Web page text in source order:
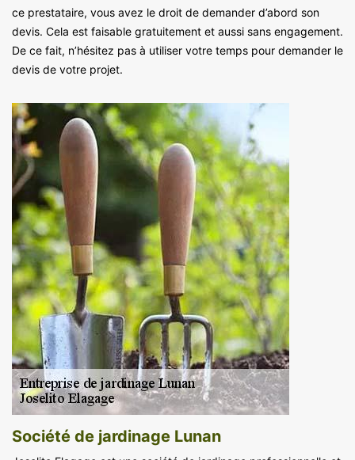
ce prestataire, vous avez le droit de demander d’abord son
devis. Cela est faisable gratuitement et aussi sans engagement.
De ce fait, n’hésitez pas à utiliser votre temps pour demander le
devis de votre projet.
Société de jardinage Lunan